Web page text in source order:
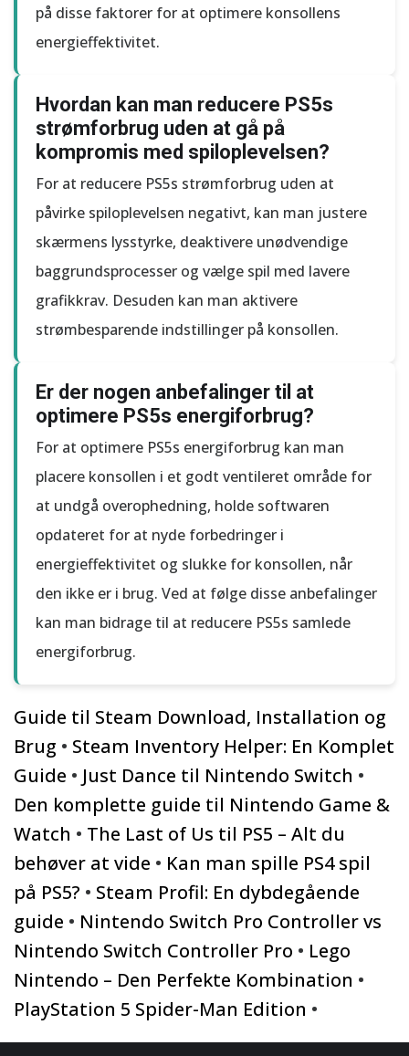
på disse faktorer for at optimere konsollens
energieffektivitet.
Hvordan kan man reducere PS5s
strømforbrug uden at gå på
kompromis med spiloplevelsen?
For at reducere PS5s strømforbrug uden at
påvirke spiloplevelsen negativt, kan man justere
skærmens lysstyrke, deaktivere unødvendige
baggrundsprocesser og vælge spil med lavere
grafikkrav. Desuden kan man aktivere
strømbesparende indstillinger på konsollen.
Er der nogen anbefalinger til at
optimere PS5s energiforbrug?
For at optimere PS5s energiforbrug kan man
placere konsollen i et godt ventileret område for
at undgå overophedning, holde softwaren
opdateret for at nyde forbedringer i
energieffektivitet og slukke for konsollen, når
den ikke er i brug. Ved at følge disse anbefalinger
kan man bidrage til at reducere PS5s samlede
energiforbrug.
Guide til Steam Download, Installation og
Brug • Steam Inventory Helper: En Komplet
Guide • Just Dance til Nintendo Switch •
Den komplette guide til Nintendo Game &
Watch • The Last of Us til PS5 – Alt du
behøver at vide • Kan man spille PS4 spil
på PS5? • Steam Profil: En dybdegående
guide • Nintendo Switch Pro Controller vs
Nintendo Switch Controller Pro • Lego
Nintendo – Den Perfekte Kombination •
PlayStation 5 Spider-Man Edition •